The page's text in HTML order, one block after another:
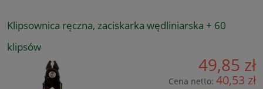
Klipsownica ręczna, zaciskarka wędliniarska + 60
klipsów
49,85 zł
Cena netto: 40,53 zł